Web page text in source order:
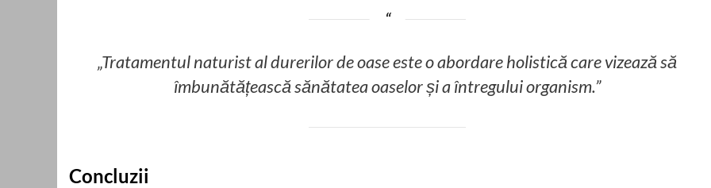
„Tratamentul naturist al durerilor de oase este o abordare holistică care vizează să
îmbunătățească sănătatea oaselor și a întregului organism.”
Concluzii